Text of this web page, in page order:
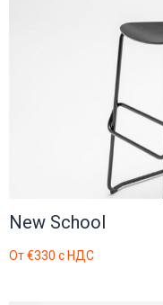
New School
От€330 с НДС